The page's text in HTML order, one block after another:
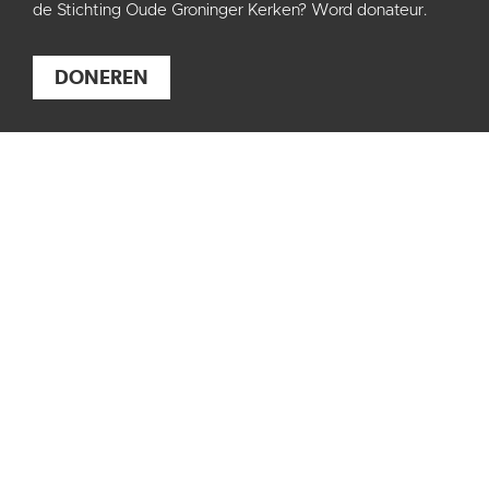
de Stichting Oude Groninger Kerken? Word donateur.
DONEREN